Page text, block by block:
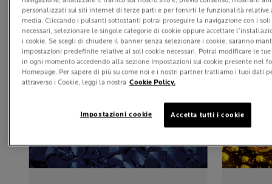
NIACINAMIDE
personalizzati sui siti internet di terze parti e per fornirti le funzionalità relative
media. Cliccando i pulsanti sottostanti potrai proseguire la navigazione con i soli
necessari, selezionare le singole categorie di cookie oppure accettare
i cookie. Se scegli di chiudere il banner senza selezionare i cookie, saranno
impostazioni predefinite relative ai soli cookie necessari. Potrai modificare le
in ogni momento accedendo alla sezione Impostazioni sui cookie presente nel
Homepage. Per sapere di più su come noi e i nostri partner trattiamo i tuoi dati
attraverso i Cookie, leggi la nostra Cookie Policy.
Impostazioni cookie Accetta tutti i cookie